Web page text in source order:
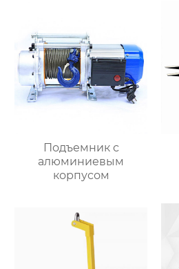
Подъемник с
алюминиевым
корпусом